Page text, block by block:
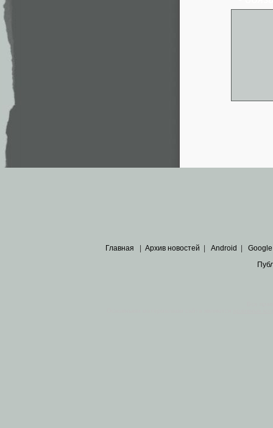
Главная Архив новостей Android Google